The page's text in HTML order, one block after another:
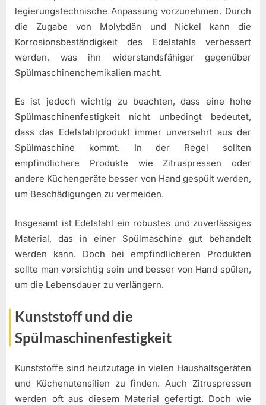
legierungstechnische Anpassung vorzunehmen. Durch
die Zugabe von Molybdän und Nickel kann die
Korrosionsbeständigkeit des Edelstahls verbessert
werden, was ihn widerstandsfähiger gegenüber
Spülmaschinenchemikalien macht.
Es ist jedoch wichtig zu beachten, dass eine hohe
Spülmaschinenfestigkeit nicht unbedingt bedeutet,
dass das Edelstahlprodukt immer unversehrt aus der
Spülmaschine kommt. In der Regel sollten
empfindlichere Produkte wie Zitruspressen oder
andere Küchengeräte besser von Hand gespült werden,
um Beschädigungen zu vermeiden.
Insgesamt ist Edelstahl ein robustes und zuverlässiges
Material, das in einer Spülmaschine gut behandelt
werden kann. Doch bei empfindlicheren Produkten
sollte man vorsichtig sein und besser von Hand spülen,
um die Lebensdauer zu verlängern.
Kunststoff und die
Spülmaschinenfestigkeit
Kunststoffe sind heutzutage in vielen Haushaltsgeräten
und Küchenutensilien zu finden. Auch Zitruspressen
werden oft aus diesem Material gefertigt. Doch wie